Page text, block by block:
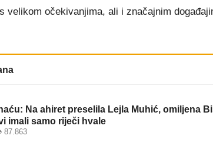
velikom očekivanjima, ali i značajnim
Na ahiret preselila Lejla Muhić, omiljena
imali samo riječi hvale